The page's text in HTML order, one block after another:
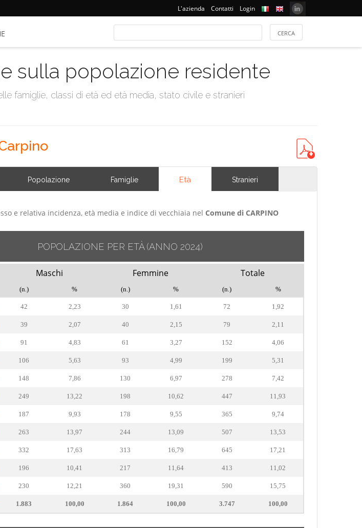
L'azienda Contatti Login
sulla popolazione residente
famiglie, classi di età ed età media, stato civile e stranieri
Popolazione Famiglie Età Stranieri
e relativa incidenza, età media e indice di vecchiaia nel Comune di CARPINO
POPOLAZIONE PER ETÀ (ANNO 2024)
Maschi Femmine Totale
(n.) % (n.) % (n.) %
42 2,23 30 1,61 72 1,92
39 2,07 40 2,15 79 2,11
91 4,83 61 3,27 152 4,06
106 5,63 93 4,99 199 5,31
148 7,86 130 6,97 278 7,42
249 13,22 198 10,62 447 11,93
187 9,93 178 9,55 365 9,74
263 13,97 244 13,09 507 13,53
332 17,63 313 16,79 645 17,21
196 10,41 217 11,64 413 11,02
230 12,21 360 19,31 590 15,75
1.883 100,00 1.864 100,00 3.747 100,00